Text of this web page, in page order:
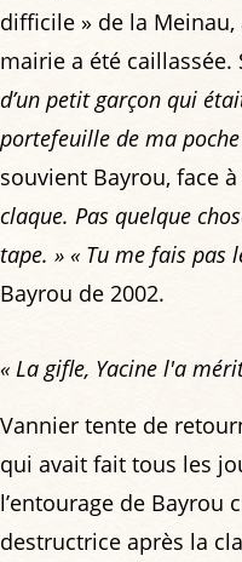
difficile » de la Meinau,
mairie a été caillassée.
d’un petit garçon qui
portefeuille de ma
souvient Bayrou, face
claque. Pas quelque
tape. » « Tu me fais pas
Bayrou de 2002.
« La gifle, Yacine l'a
Vannier tente de
qui avait fait tous les
l’entourage de Bayrou
destructrice après la